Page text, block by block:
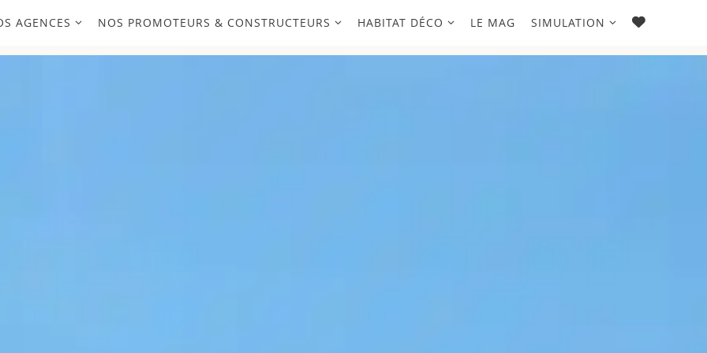
AGENCES NOS PROMOTEURS & CONSTRUCTEURS HABITAT DÉCO LE MAG SIMULATION FAVORIS